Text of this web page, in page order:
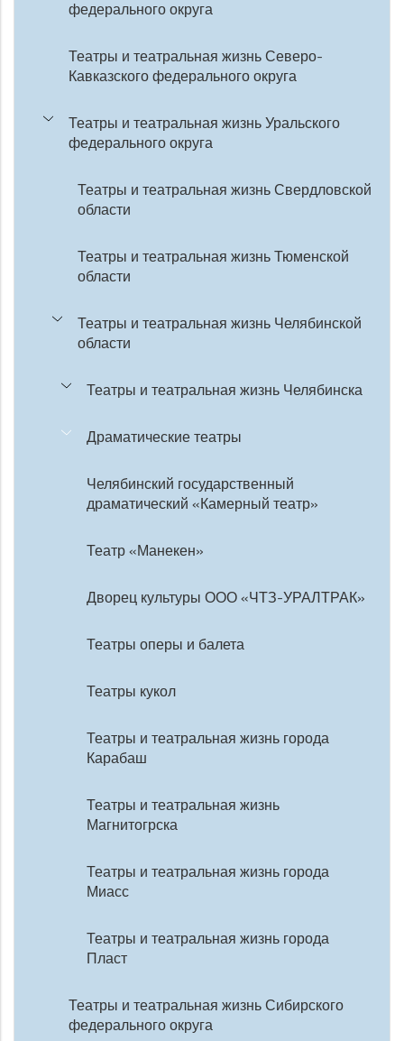
федерального округа
Театры и театральная жизнь Северо-
Кавказского федерального округа
Театры и театральная жизнь Уральского
федерального округа
Театры и театральная жизнь Свердловской
области
Театры и театральная жизнь Тюменской
области
Театры и театральная жизнь Челябинской
области
Театры и театральная жизнь Челябинска
Драматические театры
Челябинский государственный
драматический «Камерный театр»
Театр «Манекен»
Дворец культуры ООО «ЧТЗ-УРАЛТРАК»
Театры оперы и балета
Театры кукол
Театры и театральная жизнь города
Карабаш
Театры и театральная жизнь
Магнитогрска
Театры и театральная жизнь города
Миасс
Театры и театральная жизнь города
Пласт
Театры и театральная жизнь Сибирского
федерального округа